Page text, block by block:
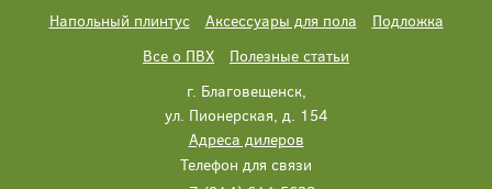
Напольный плинтус
Аксессуары для пола
Подложка
Все о ПВХ
Полезные статьи
г. Благовещенск,
ул. Пионерская, д. 154
Адреса дилеров
Телефон для связи